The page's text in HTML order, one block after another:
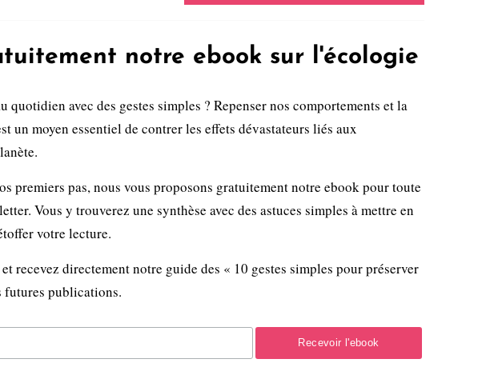
notre ebook sur l'écologie
quotidien avec des gestes simples ? Repenser nos comportements et la
un moyen essentiel de contrer les effets dévastateurs liés aux
premiers pas, nous vous proposons gratuitement notre ebook pour toute
Vous y trouverez une synthèse avec des astuces simples à mettre en
votre lecture.
recevez directement notre guide des « 10 gestes simples pour préserver
futures publications.